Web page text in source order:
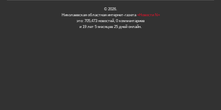
© 2026.
Николаевская областная интернет-газета«Новости N»
это: 705,473 новостей, 0 комментариев
и 19 лет 5 месяцев 25 дней онлайн.